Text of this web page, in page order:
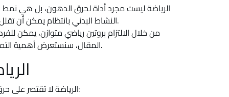
الرياضة ليست مجرد أداة لحرق الدهون، بل هي نمط
النشاط البدني بانتظام يمكن أن تقلل من خطر الإصابة بالأمراض المزمنة مثل السكري وأمراض القلب، إلى جانب تحسين نوعية النوم وتعزيز المناعة.
من خلال الالتزام بروتين رياضي متوازن، يمكن
المقال، سنستعرض أهمية التمارين الرياضية كوسيلة فعّالة لإنقاص الوزن، إلى جانب دورها البارز في تعزيز جودة الحياة والصحة النفسية.
الرياضة لا تقتصر على حرق الدهون فقط بل تلعب دوراً مهماً في دعم الصحة النفسية، ما يسهل الالتزام بنمط حياة صحي: